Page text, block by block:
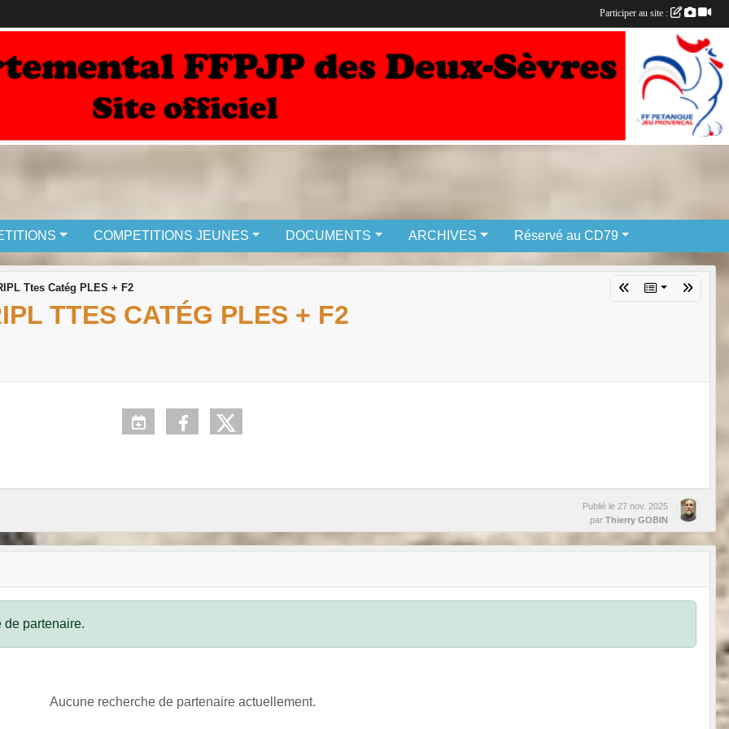
COMPETITIONS JEUNES DOCUMENTS ARCHIVES Réservé au CD79
Ttes Catég PLES + F2
TTES CATÉG PLES + F2
Publié le 27 nov. 2025
par Thierry GOBIN
de partenaire.
Aucune recherche de partenaire actuellement.
Participer au site :